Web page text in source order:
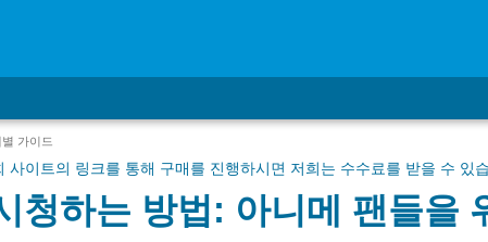
가이드
사이트의 링크를 통해 구매를 진행하시면 저희는 수수료를 받을 수 있
하는 방법: 아니메 팬들을